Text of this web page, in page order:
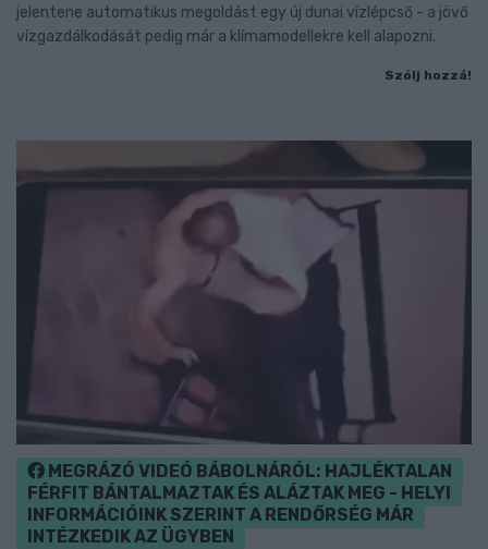
jelentene automatikus megoldást egy új dunai vízlépcső - a jövő
vízgazdálkodását pedig már a klímamodellekre kell alapozni.
Szólj hozzá!
MEGRÁZÓ VIDEÓ BÁBOLNÁRÓL: HAJLÉKTALAN
FÉRFIT BÁNTALMAZTAK ÉS ALÁZTAK MEG - HELYI
INFORMÁCIÓINK SZERINT A RENDŐRSÉG MÁR
INTÉZKEDIK AZ ÜGYBEN